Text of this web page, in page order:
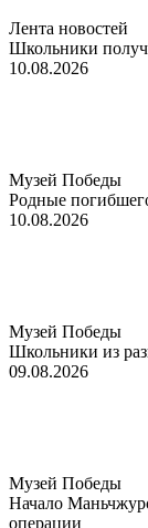
Лента новостей
Школьники
10.08.2026
Музей Победы
Родные
10.08.2026
Музей Победы
Школьники из
09.08.2026
Музей Победы
Начало
операции